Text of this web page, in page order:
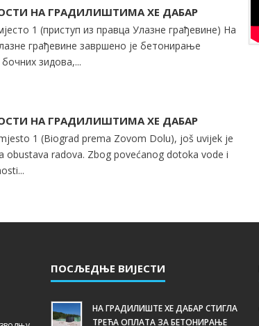
НА ГРАДИЛИШТИМА ХЕ ДАБАР
1 (приступ из правца Улазне грађевине) На
грађевине завршено је бетонирање
зидова,...
НА ГРАДИЛИШТИМА ХЕ ДАБАР
1 (Biograd prema Zovom Dolu), još uvijek je
obustava radova. Zbog povećanog dotoka vode i
ПОСЉЕДЊЕ ВИЈЕСТИ
НА ГРАДИЛИШТЕ ХЕ ДАБАР СТИГЛА
ТРЕЋА ОПЛАТА ЗА БЕТОНИРАЊЕ